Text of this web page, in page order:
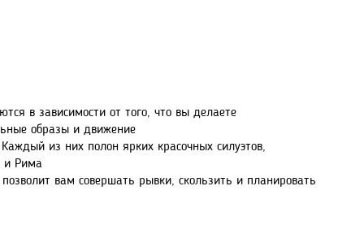
в зависимости от того, что вы делаете
образы и движение
из них полон ярких красочных силуэтов,
и Рима
вам совершать рывки, скользить и планировать